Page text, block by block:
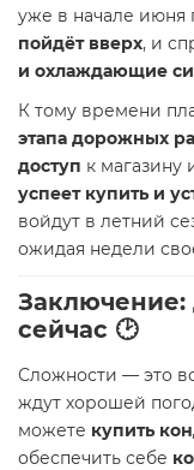
уже в начале июня
пойдёт вверх, и
и охлаждающие
К тому времени
этапа дорожных
доступ к магазину
успеет купить и
войдут в летний
ожидая недели
Заключение:
сейчас 🕑
Сложности — это
ждут хорошей
можете купить
обеспечить себе